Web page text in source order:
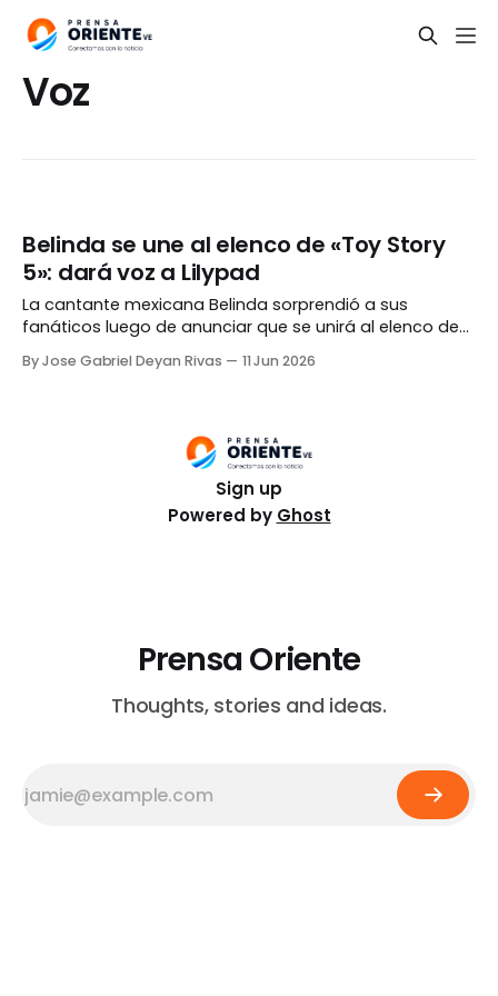
Voz
Belinda se une al elenco de «Toy Story
5»: dará voz a Lilypad
La cantante mexicana Belinda sorprendió a sus
fanáticos luego de anunciar que se unirá al elenco de
La intérprete de «Amor a primera vista» prestará su voz
By Jose Gabriel Deyan Rivas 11 Jun 2026
Sign up
Powered by Ghost
Prensa Oriente
Thoughts, stories and ideas.